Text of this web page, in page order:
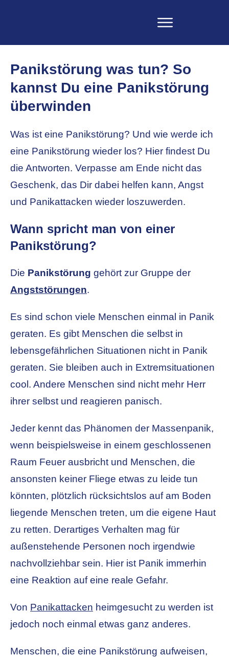
Panikstörung was tun? So
kannst Du eine Panikstörung
überwinden
Was ist eine Panikstörung? Und wie werde ich
eine Panikstörung wieder los? Hier findest Du
die Antworten. Verpasse am Ende nicht das
Geschenk, das Dir dabei helfen kann, Angst
und Panikattacken wieder loszuwerden.
Wann spricht man von einer
Panikstörung?
Die Panikstörung gehört zur Gruppe der
Angststörungen.
Es sind schon viele Menschen einmal in Panik
geraten. Es gibt Menschen die selbst in
lebensgefährlichen Situationen nicht in Panik
geraten. Sie bleiben auch in Extremsituationen
cool. Andere Menschen sind nicht mehr Herr
ihrer selbst und reagieren panisch.
Jeder kennt das Phänomen der Massenpanik,
wenn beispielsweise in einem geschlossenen
Raum Feuer ausbricht und Menschen, die
ansonsten keiner Fliege etwas zu leide tun
könnten, plötzlich rücksichtslos auf am Boden
liegende Menschen treten, um die eigene Haut
zu retten. Derartiges Verhalten mag für
außenstehende Personen noch irgendwie
nachvollziehbar sein. Hier ist Panik immerhin
eine Reaktion auf eine reale Gefahr.
Von Panikattacken heimgesucht zu werden ist
jedoch noch einmal etwas ganz anderes.
Menschen, die eine Panikstörung aufweisen,